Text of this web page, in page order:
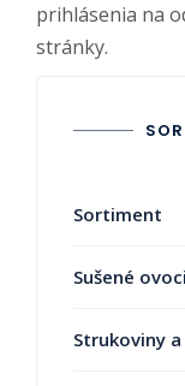
prihlásenia na
stránky.
Sortiment
Sušené
Strukoviny